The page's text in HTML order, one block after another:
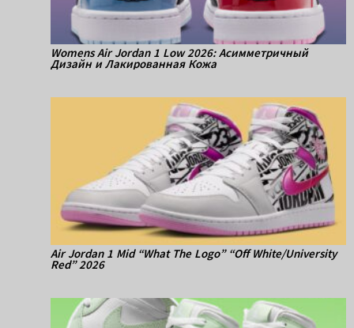
Womens Air Jordan 1 Low 2026: Асимметричный
Дизайн и Лакированная Кожа
Air Jordan 1 Mid “What The Logo” “Off White/University
Red” 2026